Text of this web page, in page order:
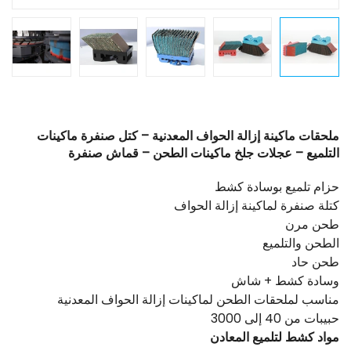
ملحقات ماكينة إزالة الحواف المعدنية – كتل صنفرة ماكينات
التلميع – عجلات جلخ ماكينات الطحن – قماش صنفرة
حزام تلميع بوسادة كشط
كتلة صنفرة لماكينة إزالة الحواف
طحن مرن
الطحن والتلميع
طحن حاد
وسادة كشط + شاش
مناسب لملحقات الطحن لماكينات إزالة الحواف المعدنية
حبيبات من 40 إلى 3000
مواد كشط لتلميع المعادن